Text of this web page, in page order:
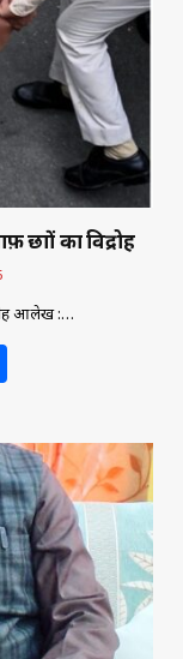
का विद्रोह
आलेख :…
ar
e